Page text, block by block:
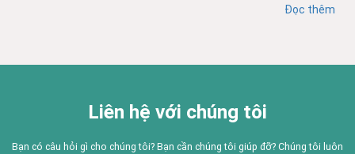
Đọc thêm
Liên hệ với chúng tôi
Bạn có câu hỏi gì cho chúng tôi? Bạn cần chúng tôi giúp đỡ? Chúng tôi luôn